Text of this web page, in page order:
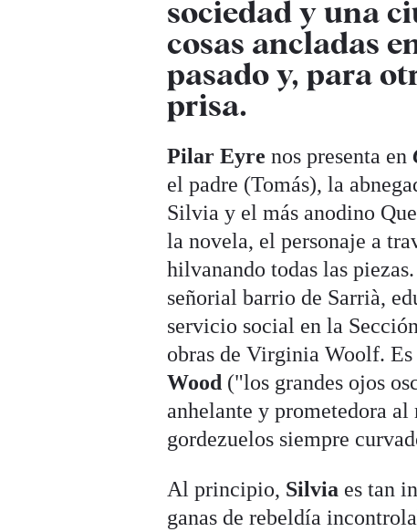
sociedad y una
cosas ancladas
pasado y, para
prisa.
Pilar Eyrenos presenta en
el padre (Tomás), la
Silvia y el más anodino
la novela, el personaje a
hilvanando todas las
señorial barrio de Sarrià,
servicio social en la
obras de Virginia Woolf.
Wood ("los grandes ojos
anhelante y prometedora
gordezuelos siempre
Al principio, Silvia es tan
ganas de rebeldía